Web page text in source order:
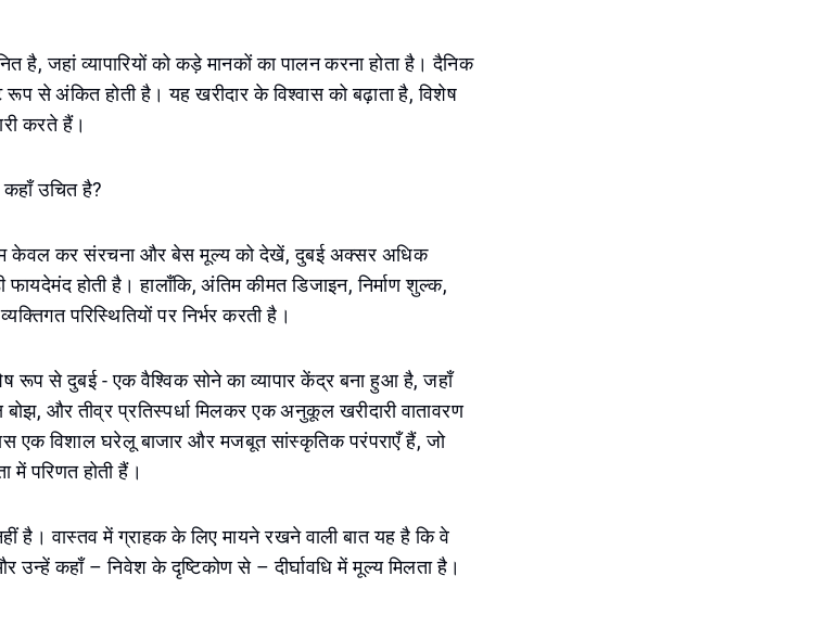
है, जहां व्यापारियों को कड़े मानकों का पालन करना होता है। दैनिक
से अंकित होती है। यह खरीदार के विश्वास को बढ़ाता है, विशेष
करते हैं।
कहाँ उचित है?
केवल कर संरचना और बेस मूल्य को देखें, दुबई अक्सर अधिक
होती है। हालाँकि, अंतिम कीमत डिजाइन, निर्माण शुल्क,
परिस्थितियों पर निर्भर करती है।
रूप से दुबई - एक वैश्विक सोने का व्यापार केंद्र बना हुआ है, जहाँ
बोझ, और तीव्र प्रतिस्पर्धा मिलकर एक अनुकूल खरीदारी वातावरण
एक विशाल घरेलू बाजार और मजबूत सांस्कृतिक परंपराएँ हैं, जो
में परिणत होती हैं।
है। वास्तव में ग्राहक के लिए मायने रखने वाली बात यह है कि वे
उन्हें कहाँ – निवेश के दृष्टिकोण से – दीर्घावधि में मूल्य मिलता है।